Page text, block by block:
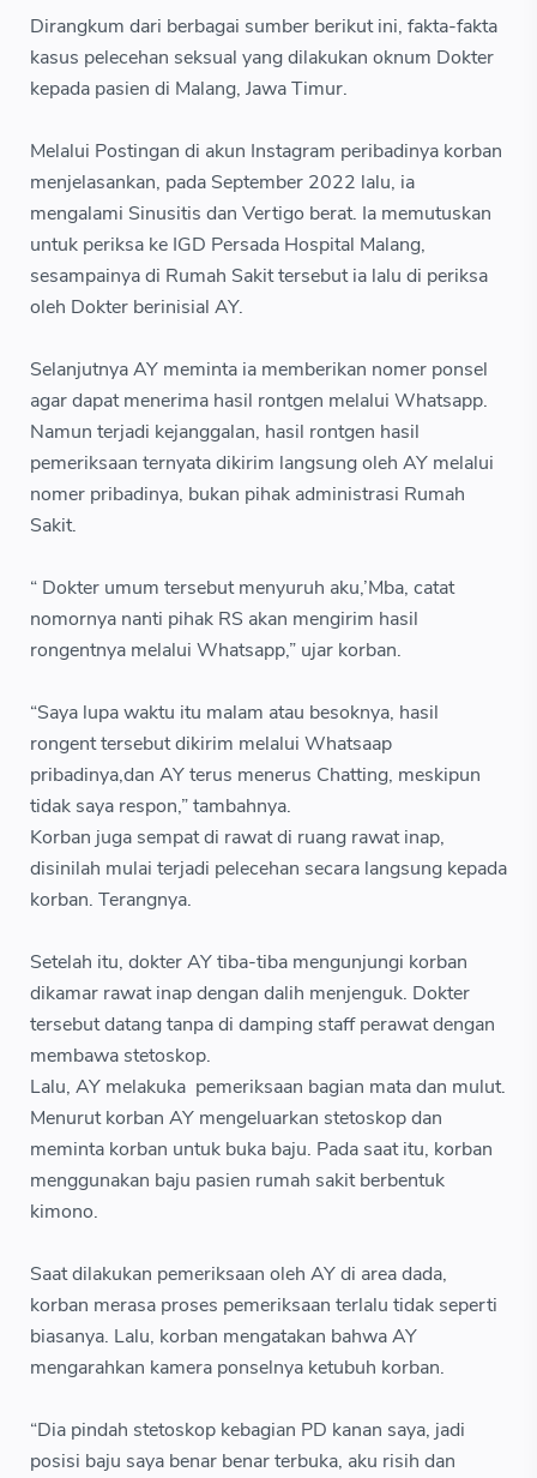
Dirangkum dari berbagai sumber berikut ini, fakta-fakta
kasus pelecehan seksual yang dilakukan oknum Dokter
kepada pasien di Malang, Jawa Timur.
Melalui Postingan di akun Instagram peribadinya korban
menjelasankan, pada September 2022 lalu, ia
mengalami Sinusitis dan Vertigo berat. Ia memutuskan
untuk periksa ke IGD Persada Hospital Malang,
sesampainya di Rumah Sakit tersebut ia lalu di periksa
oleh Dokter berinisial AY.
Selanjutnya AY meminta ia memberikan nomer ponsel
agar dapat menerima hasil rontgen melalui Whatsapp.
Namun terjadi kejanggalan, hasil rontgen hasil
pemeriksaan ternyata dikirim langsung oleh AY melalui
nomer pribadinya, bukan pihak administrasi Rumah
Sakit.
“ Dokter umum tersebut menyuruh aku,’Mba, catat
nomornya nanti pihak RS akan mengirim hasil
rongentnya melalui Whatsapp,” ujar korban.
“Saya lupa waktu itu malam atau besoknya, hasil
rongent tersebut dikirim melalui Whatsaap
pribadinya,dan AY terus menerus Chatting, meskipun
tidak saya respon,” tambahnya.
Korban juga sempat di rawat di ruang rawat inap,
disinilah mulai terjadi pelecehan secara langsung kepada
korban. Terangnya.
Setelah itu, dokter AY tiba-tiba mengunjungi korban
dikamar rawat inap dengan dalih menjenguk. Dokter
tersebut datang tanpa di damping staff perawat dengan
membawa stetoskop.
Lalu, AY melakuka pemeriksaan bagian mata dan mulut.
Menurut korban AY mengeluarkan stetoskop dan
meminta korban untuk buka baju. Pada saat itu, korban
menggunakan baju pasien rumah sakit berbentuk
kimono.
Saat dilakukan pemeriksaan oleh AY di area dada,
korban merasa proses pemeriksaan terlalu tidak seperti
biasanya. Lalu, korban mengatakan bahwa AY
mengarahkan kamera ponselnya ketubuh korban.
“Dia pindah stetoskop kebagian PD kanan saya, jadi
posisi baju saya benar benar terbuka, aku risih dan